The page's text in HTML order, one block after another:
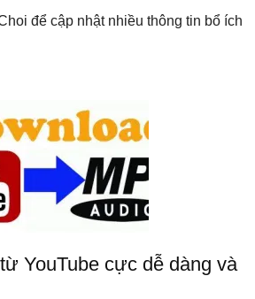
để cập nhật nhiều thông tin bổ ích
YouTube cực dễ dàng và